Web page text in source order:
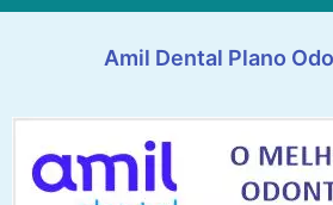
Amil Dental Plano